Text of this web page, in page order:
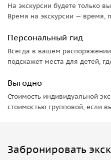
и заросшими плющом
Остановки у колодцев,
Легенды о купцах,
Храм Хуанчжи Мусы и
законсервирован из-за веры
возможен снаружи. Здесь
ритуалы монахов и легенду
площадке
На экскурсии будете только
Время на экскурсии — время,
Персональный гид
Всегда в вашем
подскажет места для детей,
Выгодно
Стоимость индивидуальной
стоимостью групповой, если
Забронировать